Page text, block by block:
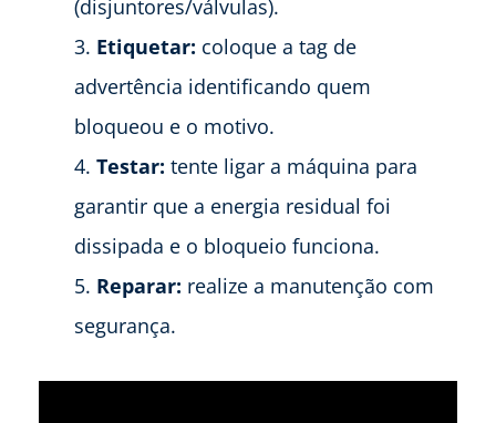
(disjuntores/válvulas).
Etiquetar: coloque a tag de
advertência identificando quem
bloqueou e o motivo.
Testar: tente ligar a máquina para
garantir que a energia residual foi
dissipada e o bloqueio funciona.
Reparar: realize a manutenção com
segurança.